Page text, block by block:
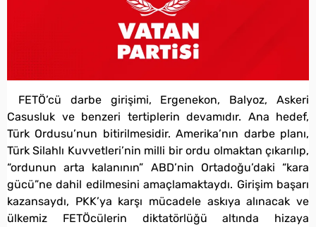
FETÖ’cü darbe girişimi, Ergenekon, Balyoz, Askeri
Casusluk ve benzeri tertiplerin devamıdır. Ana hedef,
Türk Ordusu’nun bitirilmesidir. Amerika’nın darbe planı,
Türk Silahlı Kuvvetleri’nin milli bir ordu olmaktan çıkarılıp,
“ordunun arta kalanının” ABD’nin Ortadoğu’daki “kara
gücü”ne dahil edilmesini amaçlamaktaydı. Girişim başarı
kazansaydı, PKK’ya karşı mücadele askıya alınacak ve
ülkemiz FETÖcülerin diktatörlüğü altında hizaya